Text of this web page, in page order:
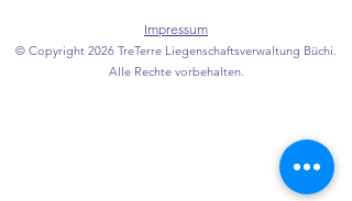
Impressum
© Copyright 2026 TreTerre Liegenschaftsverwaltung Büchi.
Alle Rechte vorbehalten.